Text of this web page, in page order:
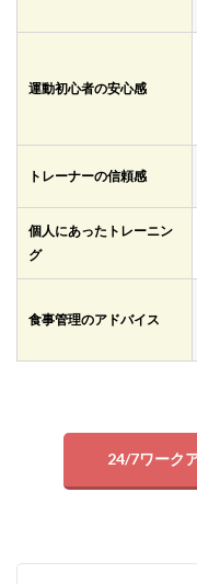
運動初心者の安心感
トレーナーの信頼感
個人にあったトレーニン
グ
食事管理のアドバイス
24/7ワーク